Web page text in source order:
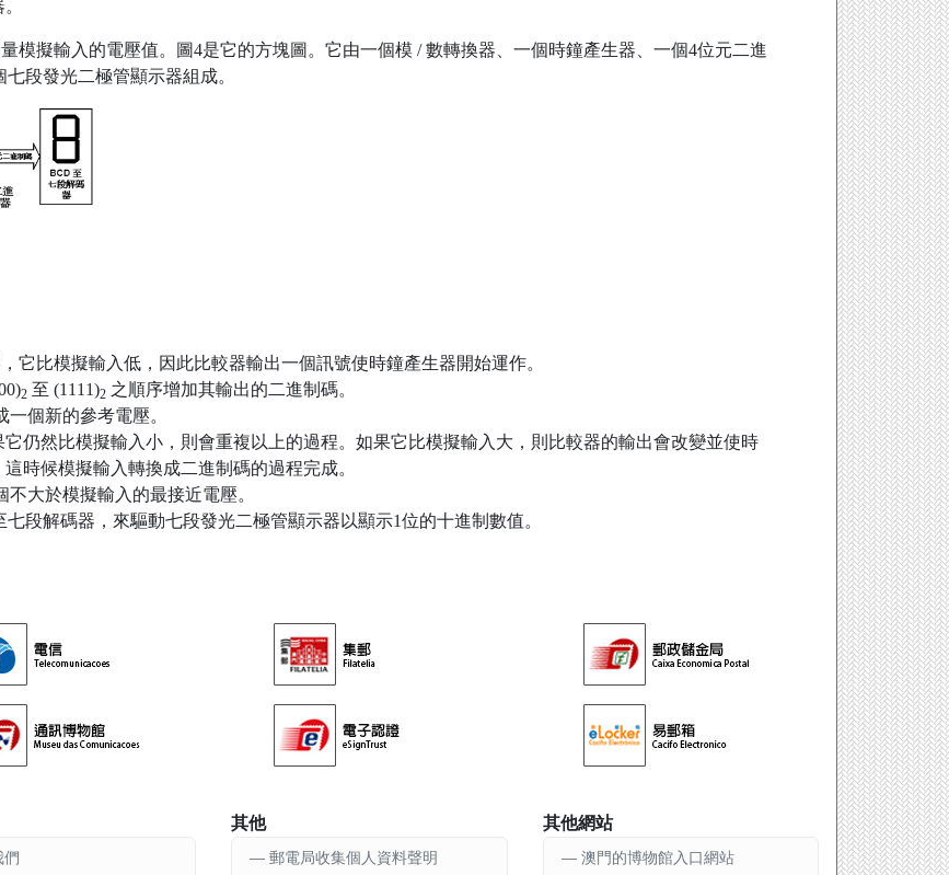
模擬輸入的電壓值。圖4是它的方塊圖。它由一個模 / 數轉換器、一個時鐘產生器、一個4位元二進
段發光二極管顯示器組成。
它比模擬輸入低，因此比較器輸出一個訊號使時鐘產生器開始運作。
2 至 (1111)2 之順序增加其輸出的二進制碼。
個新的參考電壓。
仍然比模擬輸入小，則會重複以上的過程。如果它比模擬輸入大，則比較器的輸出會改變並使時
時候模擬輸入轉換成二進制碼的過程完成。
大於模擬輸入的最接近電壓。
段解碼器，來驅動七段發光二極管顯示器以顯示1位的十進制數值。
們
其他
郵電局收集個人資料聲明
其他網站
澳門的博物館入口網站